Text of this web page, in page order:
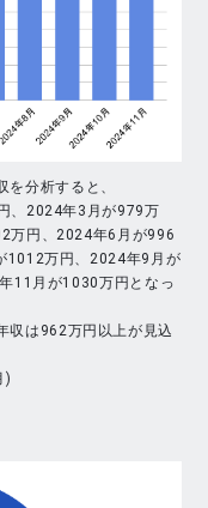
分析すると、
、2024年3月が979万
万円、2024年6月が996
1012万円、2024年9月が
11月が1030万円となっ
収は962万円以上が見込
)